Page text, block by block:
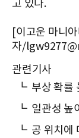
고 있다.
[이고운 마니아
자/
관련기사
┗
┗
┗